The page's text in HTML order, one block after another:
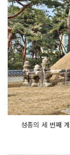
성종의 세 번째